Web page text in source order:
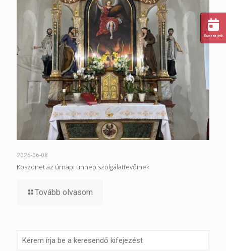
2026-06-08
Köszönet az úrnapi ünnep szolgálattevőinek
Tovább olvasom
Események